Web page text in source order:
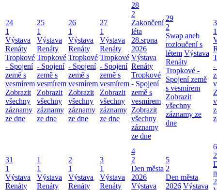
24
1
Výstava
Renáty
Tropkové
- Spojení
země s
vesmírem
Zobrazit
všechny
záznamy
ze dne
25
1
Výstava
Renáty
Tropkové
- Spojení
země s
vesmírem
Zobrazit
všechny
záznamy
ze dne
26
1
Výstava
Renáty
Tropkové
- Spojení
země s
vesmírem
Zobrazit
všechny
záznamy
ze dne
27
1
Výstava
Renáty
Tropkové
- Spojení
země s
vesmírem
Zobrazit
všechny
záznamy
ze dne
28
2
Zakončení
léta
28.srpna
2026
Výstava
Renáty
Tropkové
- Spojení
země s
vesmírem
Zobrazit
všechny
záznamy
ze dne
29
2
Swap aneb
rozloučení s
létem Výstava
Renáty
Tropkové -
Spojení země
s vesmírem
Zobrazit
všechny
záznamy ze
dne
1
-
31
1
Výstava
Renáty
1
1
Výstava
Renáty
2
1
Výstava
Renáty
3
1
Výstava
Renáty
4
2
Den města
2026
Výstava
5
2
Den města
2026 Výstava
6
2